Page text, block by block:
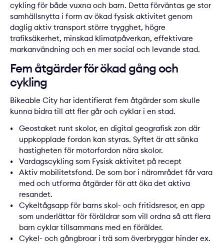
cykling för både vuxna och barn. Detta förväntas ge stor
samhällsnytta i form av ökad fysisk aktivitet genom
daglig aktiv transport större trygghet, högre
trafiksäkerhet, minskad klimatpåverkan, effektivare
markanvändning och en mer social och levande stad.
Fem åtgärder för ökad gång och
cykling
Bikeable City har identifierat fem åtgärder som skulle
kunna bidra till att fler går och cyklar i en stad.
Geostaket runt skolor, en digital geografisk zon där
uppkopplade fordon kan styras. Syftet är att sänka
hastigheten för motorfordon nära skolor.
Vardagscykling som Fysisk aktivitet på recept
Aktiv mobilitetsfond. De som bor i närområdet får vara
med och utforma åtgärder för att öka det aktiva
resandet.
Cykeltågsapp för barns skol- och fritidsresor, en app
som underlättar för föräldrar som vill ordna så att flera
barn cyklar tillsammans med en förälder.
Cykel- och gångbroar i trä som överbryggar hinder ex.